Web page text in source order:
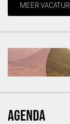
MEER
AGENDA